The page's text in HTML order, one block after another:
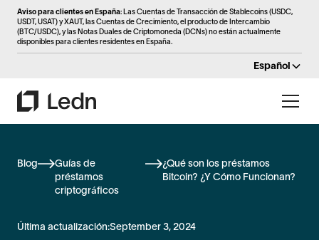
Aviso para clientes en España: Las Cuentas de Transacción de Stablecoins (USDC,
USDT, USAT) y XAUT, las Cuentas de Crecimiento, el producto de Intercambio
(BTC/USDC), y las Notas Duales de Criptomoneda (DCNs) no están actualmente
disponibles para clientes residentes en España.
Español
Blog
Guías de
préstamos
criptográficos
¿Qué son los préstamos
Bitcoin? ¿Y Cómo Funcionan?
Última actualización:September 3, 2024